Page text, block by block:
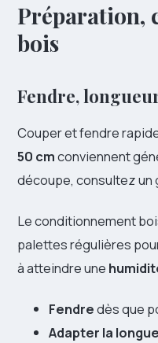
Préparation,
bois
Fendre,
Couper et fendre
50 cmconviennent
découpe, consultez
Le conditionnement
palettes régulières
à atteindre une
Fendredès que
Adapter la